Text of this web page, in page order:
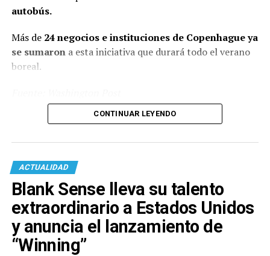
autobús.
Más de 24 negocios e instituciones de Copenhague ya
se sumarona esta iniciativa que durará todo el verano
boreal.
CONTINUAR LEYENDO
ACTUALIDAD
Blank Sense lleva su talento
extraordinario a Estados Unidos
y anuncia el lanzamiento de
“Winning”